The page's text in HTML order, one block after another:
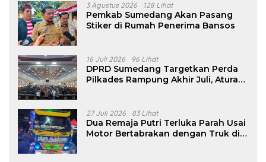
3 Agustus 2026 128 Lihat
Pemkab Sumedang Akan Pasang
Stiker di Rumah Penerima Bansos
16 Juli 2026 96 Lihat
DPRD Sumedang Targetkan Perda
Pilkades Rampung Akhir Juli, Aturan
27 Juli 2026 83 Lihat
Dua Remaja Putri Terluka Parah Usai
Motor Bertabrakan dengan Truk di